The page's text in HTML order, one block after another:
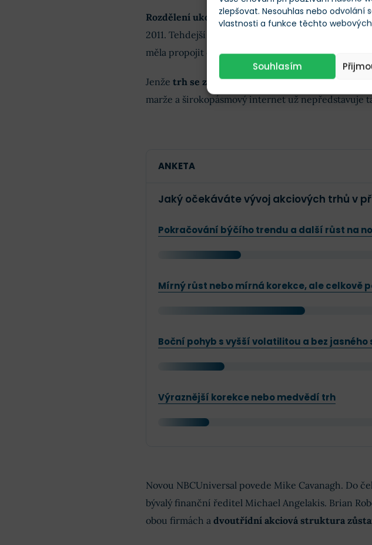
zlepšovat. Nesouhlas nebo odvolání
vlastnosti a funkce těchto
Souhlasím
Rozdělení ukončuje strategii, kterou Comcast
2011. Tehdejší transakce ocenila tuto mediální
měla propojit obsah s distribucí.
Jenže trh se změnil. Kabelová televize ztrácí
marže a širokopásmový internet už nepředstavuje
ANKETA
Jaký očekáváte vývoj akciových trhů v
Pokračování býčího trendu a další růst na
Mírný růst nebo mírná korekce, ale celkově
Boční pohyb s vyšší volatilitou a bez jasného
Výraznější korekce nebo medvědí trh
Novou NBCUniversal povede Mike Cavanagh. Do
bývalý finanční ředitel Michael Angelakis. Brian
obou firmách a dvoutřídní akciová struktura